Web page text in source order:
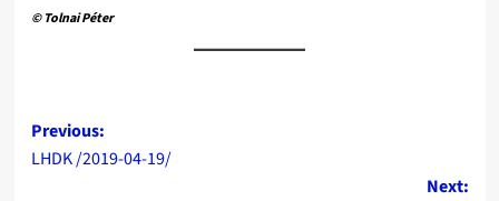
© Tolnai Péter
Post
navigation
Previous:
LHDK /2019-04-19/
Next: